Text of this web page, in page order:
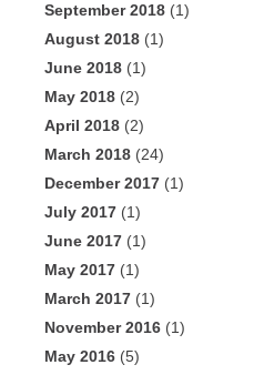
September 2018 (1)
August 2018 (1)
June 2018 (1)
May 2018 (2)
April 2018 (2)
March 2018 (24)
December 2017 (1)
July 2017 (1)
June 2017 (1)
May 2017 (1)
March 2017 (1)
November 2016 (1)
May 2016 (5)